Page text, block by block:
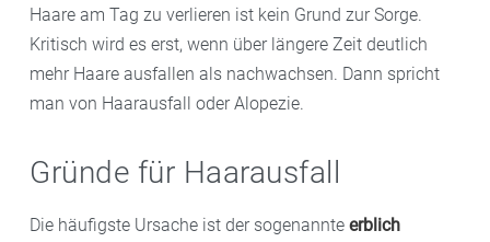
Haare am Tag zu verlieren ist kein Grund zur Sorge.
Kritisch wird es erst, wenn über längere Zeit deutlich
mehr Haare ausfallen als nachwachsen. Dann spricht
man von Haarausfall oder Alopezie.
Gründe für Haarausfall
Die häufigste Ursache ist der sogenannte erblich